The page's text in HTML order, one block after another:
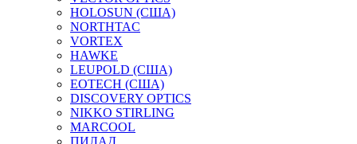
HOLOSUN (США)
NORTHTAC
VORTEX
HAWKE
LEUPOLD (США)
EOTECH (США)
DISCOVERY OPTICS
NIKKO STIRLING
MARCOOL
ПИЛАД